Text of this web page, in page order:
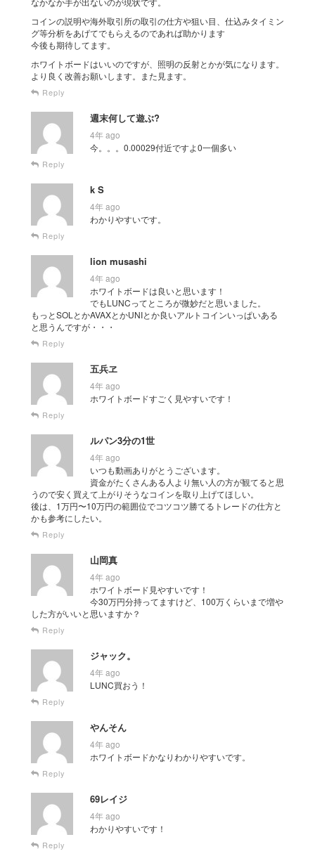
コインの説明や海外取引所の取引の仕方や狙い目、仕込みタイミン
グ等分析をあげてでもらえるのであれば助かります
今後も期待してます。
ホワイトボードはいいのですが、照明の反射とかが気になります。
より良く改善お願いします。また見ます。
Reply
週末何して遊ぶ?
4年 ago
今。。。0.00029付近ですよ0一個多い
Reply
k S
4年 ago
わかりやすいです。
Reply
lion musashi
4年 ago
ホワイトボードは良いと思います！
でもLUNCってところが微妙だと思いました。
もっとSOLとかAVAXとかUNIとか良いアルトコインいっぱいある
と思うんですが・・・
Reply
五兵ヱ
4年 ago
ホワイトボードすごく見やすいです！
Reply
ルパン3分の1世
4年 ago
いつも動画ありがとうございます。
資金がたくさんある人より無い人の方が観てると思
うので安く買えて上がりそうなコインを取り上げてほしい。
後は、1万円〜10万円の範囲位でコツコツ勝てるトレードの仕方と
かも参考にしたい。
Reply
山岡真
4年 ago
ホワイトボード見やすいです！
今30万円分持ってますけど、100万くらいまで増や
した方がいいと思いますか？
Reply
ジャック。
4年 ago
LUNC買おう！
Reply
やんそん
4年 ago
ホワイトボードかなりわかりやすいです。
Reply
69レイジ
4年 ago
わかりやすいです！
Reply